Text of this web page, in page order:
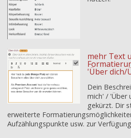
mehr Text
'Über dich/
Dein
mich' / 'Über
gekürzt. Dir
erweiterte
Aufzählungspunkte usw. zur